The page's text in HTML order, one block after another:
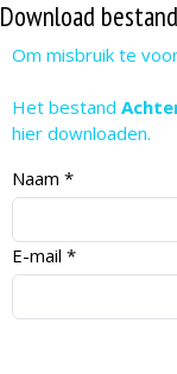
Download bestand
Om misbruik te
Het bestand
hier downloaden.
Naam *
E-mail *